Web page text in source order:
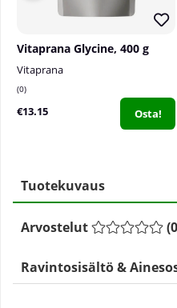
Vitaprana Glycine, 400 g
Vitaprana
0
€13.15 Osta!
Tuotekuvaus
Arvostelut (0
Ravintosisältö &